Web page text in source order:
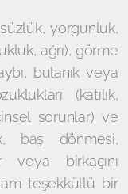
yorgunluk,
ağrı), görme
bulanık veya
(katılık,
sorunlar) ve
baş dönmesi,
birkaçını
teşekküllü bir